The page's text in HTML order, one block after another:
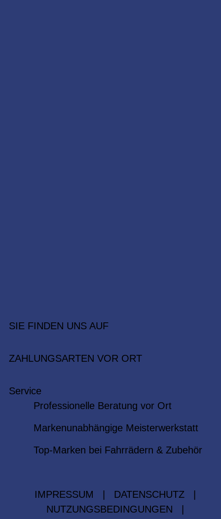
SIE FINDEN UNS AUF
ZAHLUNGSARTEN VOR ORT
Service
Professionelle Beratung vor Ort
Markenunabhängige Meisterwerkstatt
Top-Marken bei Fahrrädern & Zubehör
IMPRESSUM DATENSCHUTZ
NUTZUNGSBEDINGUNGEN